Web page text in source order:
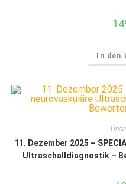
In den
11. Dezember 2025 –
Ultraschalldiagnostik –